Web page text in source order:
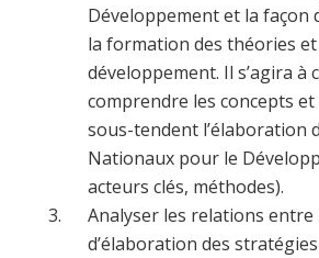
Développement et la façon
la formation des théories
développement. Il s’agira à
comprendre les concepts
sous-tendent l’élaboration
Nationaux pour le
acteurs clés, méthodes).
Analyser les relations entre
d’élaboration des